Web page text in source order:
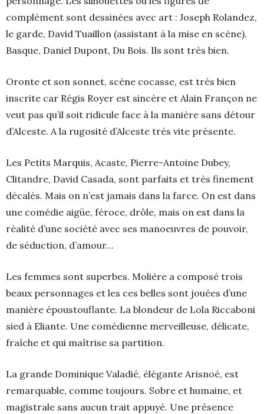
complément sont dessinées avec art : Joseph Rolandez,
le garde, David Tuaillon (assistant à la mise en scène),
Basque, Daniel Dupont, Du Bois. Ils sont très bien.
Oronte et son sonnet, scène cocasse, est très bien
inscrite car Régis Royer est sincère et Alain Françon ne
veut pas qu’il soit ridicule face à la manière sans détour
d’Alceste. A la rugosité d’Alceste très vite présente.
Les Petits Marquis, Acaste, Pierre-Antoine Dubey,
Clitandre, David Casada, sont parfaits et très finement
décalés. Mais on n’est jamais dans la farce. On est dans
une comédie aigüe, féroce, drôle, mais on est dans la
réalité d’une société avec ses manoeuvres de pouvoir,
de séduction, d’amour…
Les femmes sont superbes. Molière a composé trois
beaux personnages et les ces belles sont jouées d’une
manière époustouflante. La blondeur de Lola Riccaboni
sied à Eliante. Une comédienne merveilleuse, délicate,
fraîche et qui maîtrise sa partition.
La grande Dominique Valadié, élégante Arisnoé, est
remarquable, comme toujours. Sobre et humaine, et
magistrale sans aucun trait appuyé. Une présence